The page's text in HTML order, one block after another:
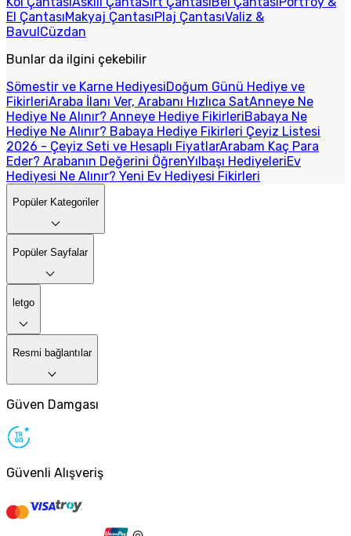
El ÇantasıMakyaj ÇantasıPlaj ÇantasıValiz &
BavulCüzdan
Bunlar da ilgini çekebilir
Sömestir ve Karne HediyesiDoğum Günü Hediye ve
FikirleriAraba İlanı Ver, Arabanı Hızlıca SatAnneye Ne
Hediye Ne Alınır? Anneye Hediye FikirleriBabaya Ne
Hediye Ne Alınır? Babaya Hediye Fikirleri Çeyiz Listesi
2026 - Çeyiz Seti ve Hesaplı FiyatlarArabam Kaç Para
Eder? Arabanın Değerini ÖğrenYılbaşı HediyeleriEv
Hediyesi Ne Alınır? Yeni Ev Hediyesi Fikirleri
Popüler Kategoriler
Popüler Sayfalar
letgo
Resmi bağlantılar
Güven Damgası
Güvenli Alışveriş